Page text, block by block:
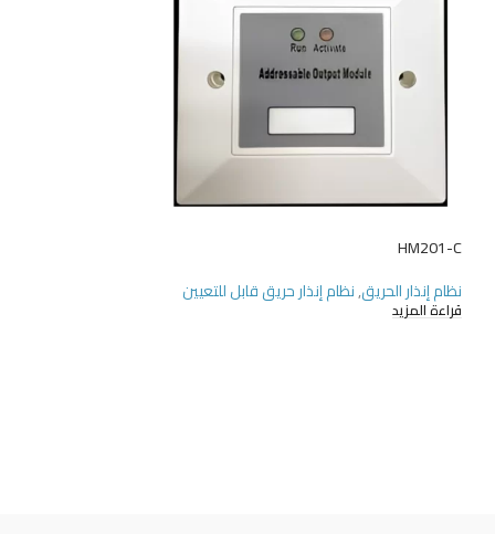
HM201-C
نظام إنذار الحريق,نظام إنذار حريق قابل للتعيين
قراءة المزيد